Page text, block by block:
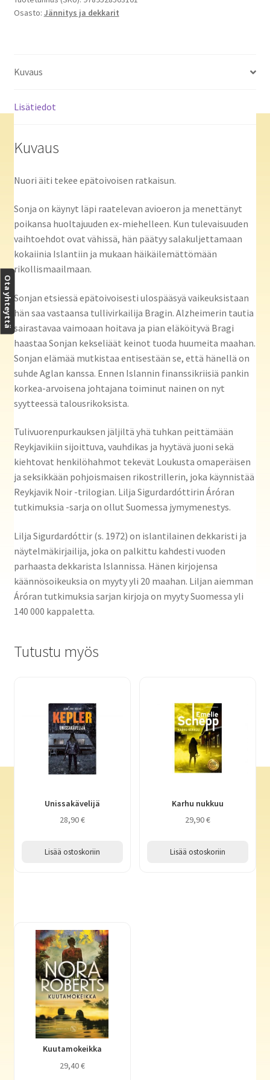
Osasto: Jännitys ja dekkarit
Kuvaus
Lisätiedot
Kuvaus
Nuori äiti tekee epätoivoisen ratkaisun.
Sonja on käynyt läpi raatelevan avioeron ja menettänyt
poikansa huoltajuuden ex-miehelleen. Kun tulevaisuuden
vaihtoehdot ovat vähissä, hän päätyy salakuljettamaan
kokaiinia Islantiin ja mukaan häikäilemättömään
rikollismaailmaan.
Sonjan etsiessä epätoivoisesti ulospääsyä vaikeuksistaan
hän saa vastaansa tullivirkailija Bragin. Alzheimerin tautia
sairastavaa vaimoaan hoitava ja pian eläköityvä Bragi
haastaa Sonjan kekseliäät keinot tuoda huumeita maahan.
Sonjan elämää mutkistaa entisestään se, että hänellä on
suhde Aglan kanssa. Ennen Islannin finanssikriisiä pankin
korkea-arvoisena johtajana toiminut nainen on nyt
syytteessä talousrikoksista.
Tulivuorenpurkauksen jäljiltä yhä tuhkan peittämään
Reykjavikiin sijoittuva, vauhdikas ja hyytävä juoni sekä
kiehtovat henkilöhahmot tekevät Loukusta omaperäisen
ja seksikkään pohjoismaisen rikostrillerin, joka käynnistää
Reykjavik Noir -trilogian. Lilja Sigurdardóttirin Áróran
tutkimuksia -sarja on ollut Suomessa jymymenestys.
Lilja Sigurdardóttir (s. 1972) on islantilainen dekkaristi ja
näytelmäkirjailija, joka on palkittu kahdesti vuoden
parhaasta dekkarista Islannissa. Hänen kirjojensa
käännösoikeuksia on myyty yli 20 maahan. Liljan aiemman
Áróran tutkimuksia ­sarjan kirjoja on myyty Suomessa yli
140 000 kappaletta.
Tutustu myös
Unissakävelijä
28,90€
Lisää ostoskoriin
Karhu nukkuu
29,90€
Lisää ostoskoriin
Kuutamokeikka
29,40€
Ota yhteyttä